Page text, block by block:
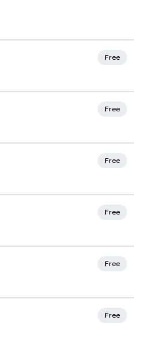
Free
Free
Free
Free
Free
Free